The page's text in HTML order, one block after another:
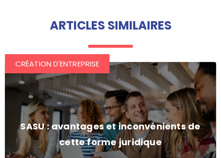
ARTICLES SIMILAIRES
SASU : avantages et inconvénients de
cette forme juridique
CRÉATION D'ENTREPRISE